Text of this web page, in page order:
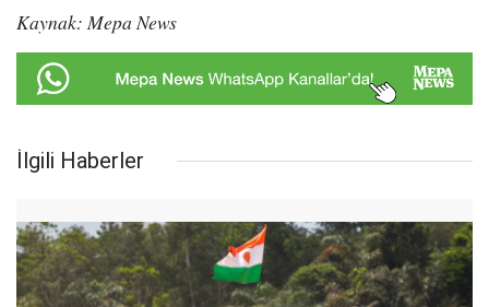
Kaynak: Mepa News
İlgili Haberler